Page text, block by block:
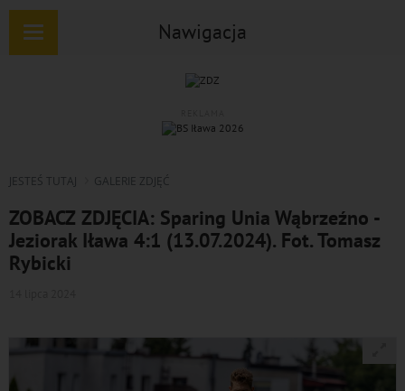
Nawigacja
Rozwiń
JESTEŚ TUTAJ GALERIE ZDJĘĆ
ZOBACZ ZDJĘCIA: Sparing Unia Wąbrzeźno -
Jeziorak Iława 4:1 (13.07.2024). Fot. Tomasz
Rybicki